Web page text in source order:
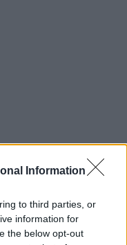
Information
to third parties, or
information for
the below opt-out